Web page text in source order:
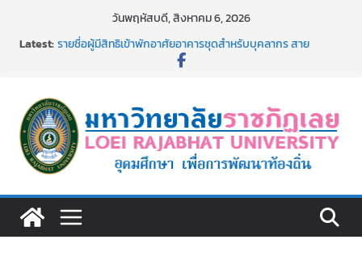
วันพฤหัสบดี, สิงหาคม 6, 2026
Latest:รายชื่อผู้มีสิทธิเข้าพักอาศัยอาคารชุดสำหรับบุคลากร สาย
สนับสนุน สังกัดมหาวิทยาลัยราชภัฏเลย ครั้งที่ 2/2569
๑,๙๗๒ ชุด โดยวิธีเฉพาะเจาะจง
ม.ราชภัฏเลย จัดกิจกรรมจิตอาสาบำเพ็ญสาธารณประโยชน์ และ
บำเพ็ญสาธารณกุศล 69
รายชื่อผู้ผ่านการสอบแข่งขันเพื่อเป็นลูกจ้างชั่วคราว (รายวัน)
สังกัดมหาวิทยาลัยราชภัฏเลย ด้วยเงินนอกงบประมาณ ประเภท